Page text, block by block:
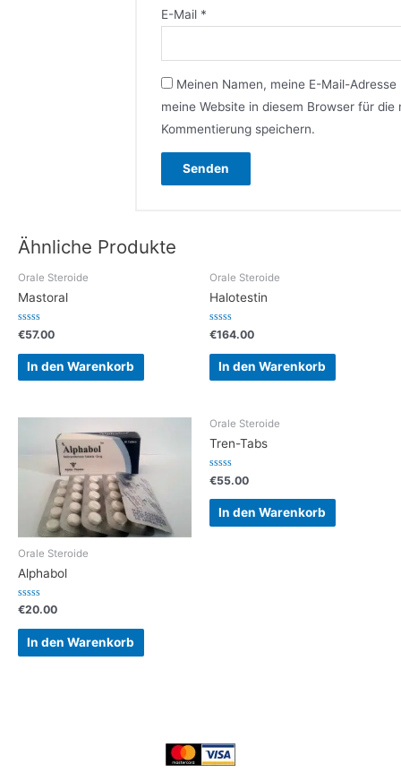
E-Mail *
Meinen Namen, meine E-Mail-Adresse
meine Website in diesem Browser für die
Kommentierung speichern.
Ähnliche Produkte
Orale Steroide
Mastoral
Bewertet
mit
0
von
€57.00
In den Warenkorb
Orale Steroide
Halotestin
Bewertet
mit
0
von
€164.00
In den Warenkorb
Orale Steroide
Alphabol
Bewertet
0
von
€20.00
In den Warenkorb
Orale Steroide
Tren-Tabs
Bewertet
mit
0
von
€55.00
In den Warenkorb